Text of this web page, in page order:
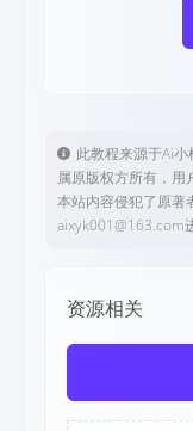
此教程来源于Ai
属原版权方所有，
本站内容侵犯了原著
aixyk001@163.com
资源相关